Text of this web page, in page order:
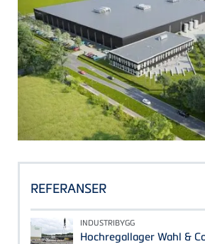
REFERANSER
INDUSTRIBYGG
Hochregallager Wahl &